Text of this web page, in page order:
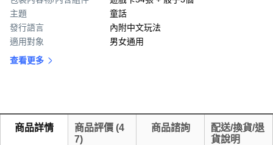
主題
童話
發行語言
內附中文玩法
適用對象
男女通用
查看更多
商品詳情 商品評價 (4
7)
商品諮詢
配送/換貨/退
貨說明